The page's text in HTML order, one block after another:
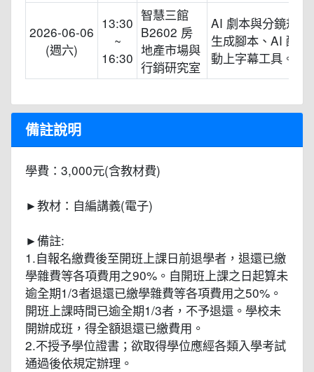
2026-06-06
(週六)
13:30
~
16:30
智慧三館
B2602 房
地產市場與
行銷研究室
AI 劇本與分鏡規劃
生成腳本、AI 配音
動上字幕工具。
備註說明
學費：3,000元(含教材費)
►教材：自編講義(電子)
►備註:
1.自報名繳費後至開班上課日前退學者，退還已繳
學雜費等各項費用之90%。自開班上課之日起算未
逾全期1/3者退還已繳學雜費等各項費用之50%。
開班上課時間已逾全期1/3者，不予退還。學校未
開辦成班，得全額退還已繳費用。
2.不授予學位證書；欲取得學位應經各類入學考試
通過後依規定辦理。